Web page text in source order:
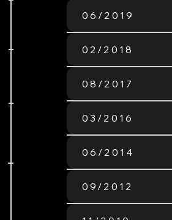
06/2019
02/2018
08/2017
03/2016
06/2014
09/2012